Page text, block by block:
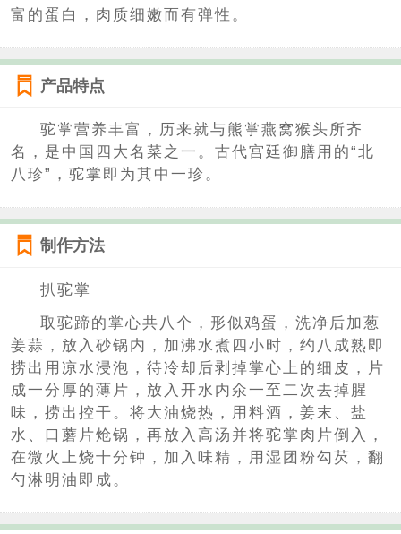
富的蛋白，肉质细嫩而有弹性。
产品特点
驼掌营养丰富，历来就与熊掌燕窝猴头所齐
名，是中国四大名菜之一。古代宫廷御膳用的“北
八珍”，驼掌即为其中一珍。
制作方法
扒驼掌
取驼蹄的掌心共八个，形似鸡蛋，洗净后加葱
姜蒜，放入砂锅内，加沸水煮四小时，约八成熟即
捞出用凉水浸泡，待冷却后剥掉掌心上的细皮，片
成一分厚的薄片，放入开水内氽一至二次去掉腥
味，捞出控干。将大油烧热，用料酒，姜末、盐
水、口蘑片炝锅，再放入高汤并将驼掌肉片倒入，
在微火上烧十分钟，加入味精，用湿团粉勾芡，翻
勺淋明油即成。